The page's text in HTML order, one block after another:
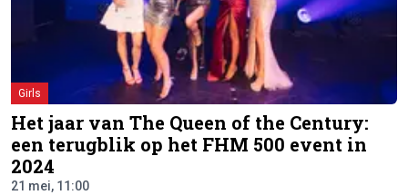
Girls
Het jaar van The Queen of the Century:
een terugblik op het FHM 500 event in
2024
21 mei, 11:00